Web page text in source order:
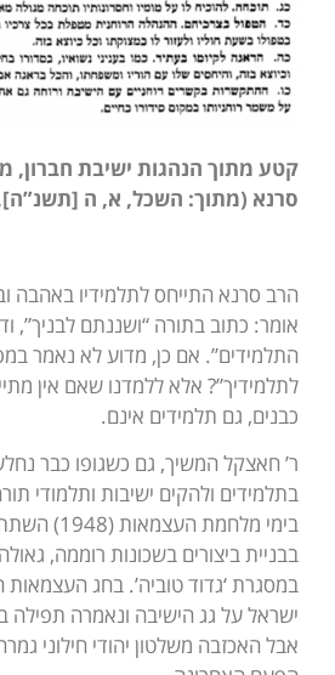
קטע מתוך הנהגות ישיבת חברון,
סרנא (מתוך: השכל, א, ה [תשנ”ה],
הרב סרנא התייחס לתלמידיו באהבה
אומר: כתוב בתורה “ושננתם לבניך”,
התלמידים”. אם כן, מדוע לא נאמר
לתלמידיך”? אלא ללמדנו שאם אין
כבנים, גם תלמידים אינם.
ר’ חאצקל המשיך, גם כשגופו כבר
בתלמידים ולהקים ישיבות ותלמודי
בימי מלחמת
בבניית ביצורים בשכונות רוממה,
במסגרת ‘גדוד טוביה’. בחג העצמאות
ישראל על גג הישיבה ונאמרה תפילה
אבל האכזבה משלטון יהודי חילוני